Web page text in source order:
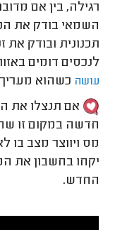
רגילה, בין אם
השמאי בודק את
תכנונית ובודק את
לנכסים דומים
עושה כשהוא
אם תנצלו את
חדשה במקום זו
מס ויווצר מצב בו
יקחו בחשבון את
החדש.